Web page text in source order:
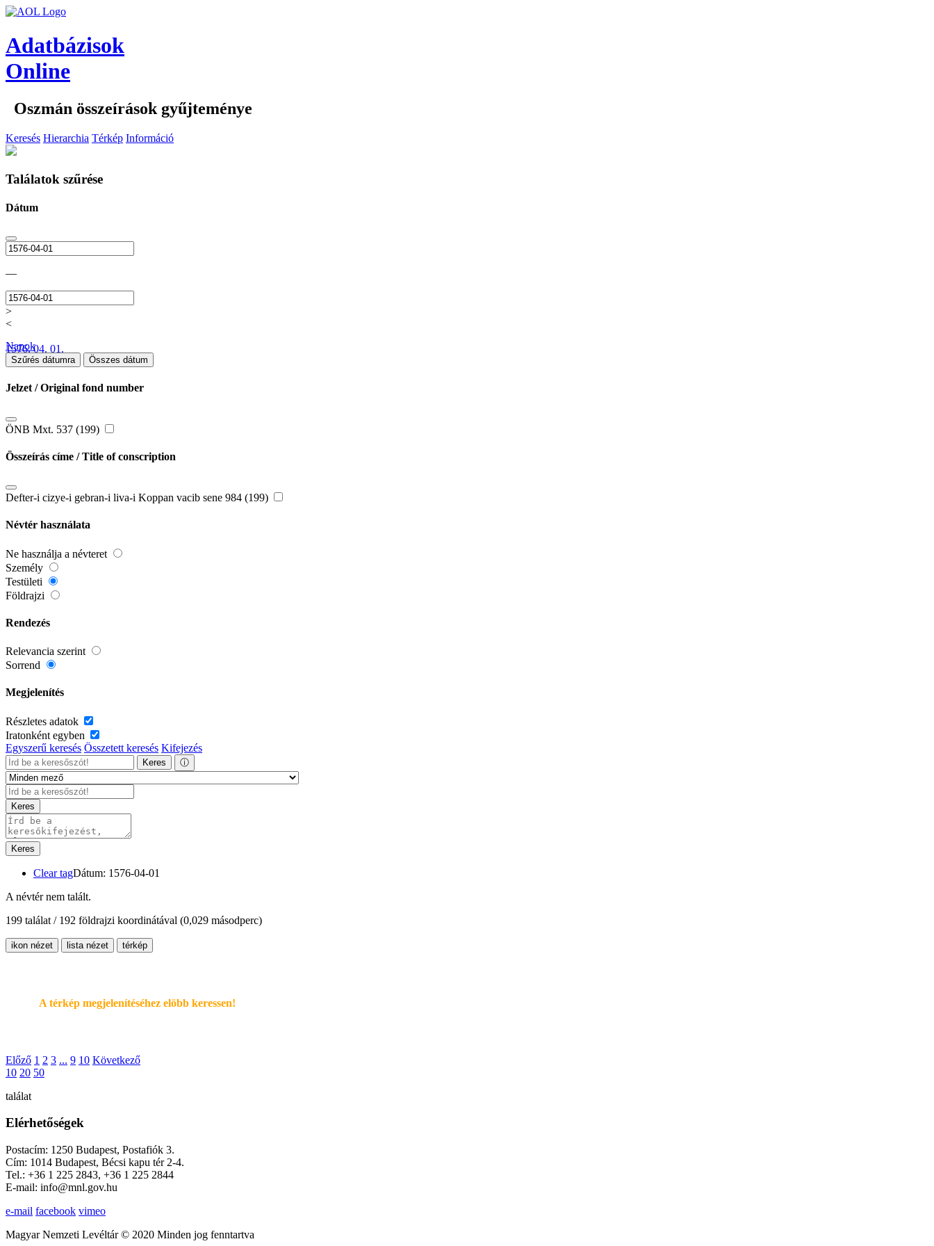
Adatbázisok
Online
Oszmán összeírások gyűjteménye
Keresés Hierarchia Térkép Információ
Találatok szűrése
Dátum
—
>
<
1576. 04. 01.
Napok
Szűrés dátumra Összes dátum
Jelzet / Original fond number
ÖNB Mxt. 537 (199)
Összeírás címe / Title of conscription
Defter-i cizye-i gebran-i liva-i Koppan vacib sene 984 (199)
Névtér használata
Ne használja a névteret
Személy
Testületi
Földrajzi
Rendezés
Relevancia szerint
Sorrend
Megjelenítés
Részletes adatok
Iratonként egyben
Egyszerű keresés Összetett keresés Kifejezés
Keres ⓘ
Keres
Keres
Clear tagDátum: 1576-04-01
A névtér nem talált.
199 találat / 192 földrajzi koordinátával (0,029 másodperc)
ikon nézet lista nézet térkép
A térkép megjelenítéséhez elöbb keressen!
Előző 1 2 3 ... 9 10 Következő
10 20 50
találat
Elérhetőségek
Postacím: 1250 Budapest, Postafiók 3.
Cím: 1014 Budapest, Bécsi kapu tér 2-4.
Tel.: +36 1 225 2843, +36 1 225 2844
E-mail: info@mnl.gov.hu
e-mail facebook vimeo
Magyar Nemzeti Levéltár © 2020 Minden jog fenntartva